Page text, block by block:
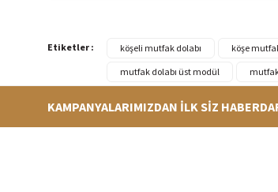
Etiketler : köşeli mutfak dolabı köşe
mutfak dolabı üst modül
Siparişleriniz en kısa sürede hazırlanarak
KAMPANYALARIMIZDAN İLK SİZ